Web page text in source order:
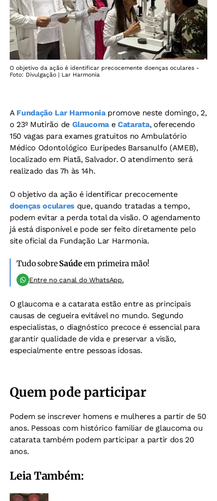
O objetivo da ação é identificar precocemente doenças oculares -
Foto: Divulgação | Lar Harmonia
A Fundação Lar Harmoniapromove neste domingo, 2,
o 23º Mutirão de Glaucoma eCatarata, oferecendo
150 vagas para exames gratuitos no Ambulatório
Médico Odontológico Eurípedes Barsanulfo (AMEB),
localizado em Piatã, Salvador. O atendimento será
realizado das 7h às 14h.
O objetivo da ação é identificar precocemente
doenças oculares que, quando tratadas a tempo,
podem evitar a perda total da visão. O agendamento
já está disponível e pode ser feito diretamente pelo
site oficial da Fundação Lar Harmonia.
Tudo sobre Saúdeem primeira mão!
Entre no canal do WhatsApp.
O glaucoma e a catarata estão entre as principais
causas de cegueira evitável no mundo. Segundo
especialistas, o diagnóstico precoce é essencial para
garantir qualidade de vida e preservar a visão,
especialmente entre pessoas idosas.
Quem pode participar
Podem se inscrever homens e mulheres a partir de 50
anos. Pessoas com histórico familiar de glaucoma ou
catarata também podem participar a partir dos 20
anos.
Leia Também: